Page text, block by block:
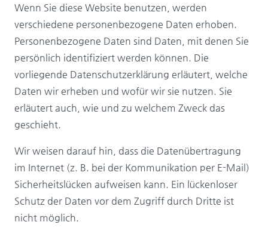
Wenn Sie diese Website benutzen, werden
verschiedene personenbezogene Daten erhoben.
Personenbezogene Daten sind Daten, mit denen Sie
persönlich identifiziert werden können. Die
vorliegende Datenschutzerklärung erläutert, welche
Daten wir erheben und wofür wir sie nutzen. Sie
erläutert auch, wie und zu welchem Zweck das
geschieht.
Wir weisen darauf hin, dass die Datenübertragung
im Internet (z. B. bei der Kommunikation per E-Mail)
Sicherheitslücken aufweisen kann. Ein lückenloser
Schutz der Daten vor dem Zugriff durch Dritte ist
nicht möglich.